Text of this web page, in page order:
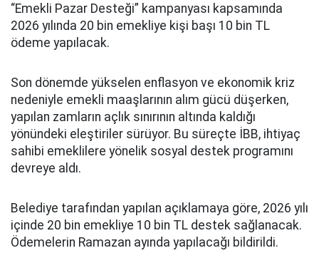
“Emekli Pazar Desteği” kampanyası kapsamında
2026 yılında 20 bin emekliye kişi başı 10 bin TL
ödeme yapılacak.
Son dönemde yükselen enflasyon ve ekonomik kriz
nedeniyle emekli maaşlarının alım gücü düşerken,
yapılan zamların açlık sınırının altında kaldığı
yönündeki eleştiriler sürüyor. Bu süreçte İBB, ihtiyaç
sahibi emeklilere yönelik sosyal destek programını
devreye aldı.
Belediye tarafından yapılan açıklamaya göre, 2026 yılı
içinde 20 bin emekliye 10 bin TL destek sağlanacak.
Ödemelerin Ramazan ayında yapılacağı bildirildi.